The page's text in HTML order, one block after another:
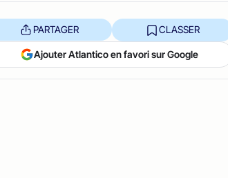
PARTAGER CLASSER
Ajouter Atlantico en favori sur Google